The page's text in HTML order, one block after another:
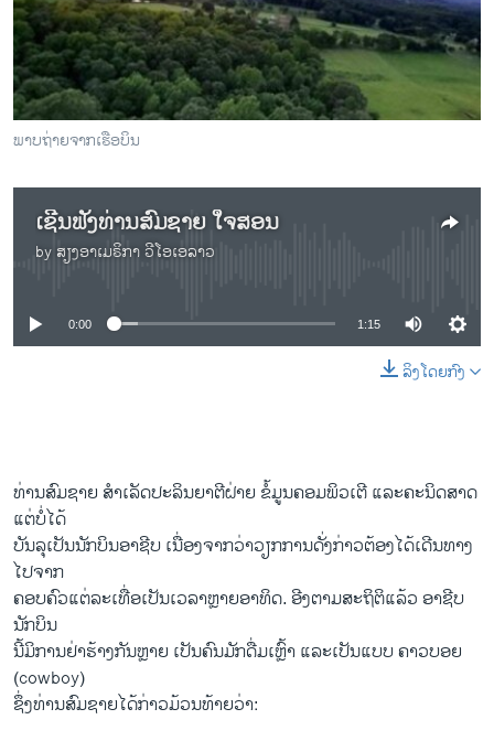
ພາບຖ່າຍຈາກເຮືອບິນ
ເຊີນຟັງທ່ານສົມຊາຍ ໃຈສອນ
by ສຽງອາເມຣິກາ ວີໂອເອລາວ
No media source currently available
0:00 1:15
ລິງໂດຍກົງ
ທ່ານສົມຊາຍ ສຳເລັດປະລິນຍາຕີຝ່າຍ ຂໍ້ມູນຄອມພິວເຕີ ແລະຄະນິດສາດ
ແຕ່ບໍ່ໄດ້
ບັນລຸເປັນນັກບິນອາຊີບ ເນື່ອງຈາກວ່າວຽກການດັ່ງກ່າວຕ້ອງໄດ້ເດີນທາງ
ໄປຈາກ
ຄອບຄົວແຕ່ລະເທື່ອເປັນເວລາຫຼາຍອາທິດ. ອີງຕາມສະຖິຕິແລ້ວ ອາຊີບ
ນັກບິນ
ນີ້ມິການຢ່າຮ້າງກັນຫຼາຍ ເປັນຄົນມັກດື່ມເຫຼົ້າ ແລະເປັນແບບ ຄາວບອຍ
(cowboy)
ຊຶ່ງທ່ານສົມຊາຍໄດ້ກ່າວມ້ວນທ້າຍວ່າ: